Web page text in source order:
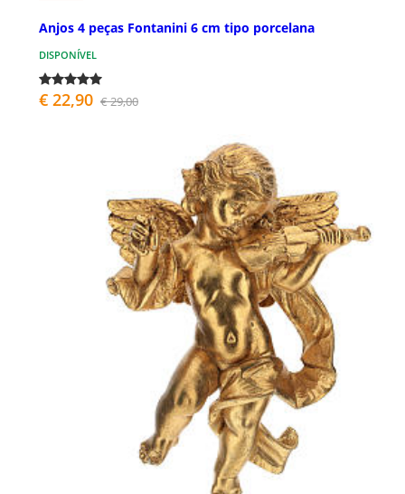
Anjos 4 peças Fontanini 6 cm tipo porcelana
DISPONÍVEL
€ 22,90 € 29,00